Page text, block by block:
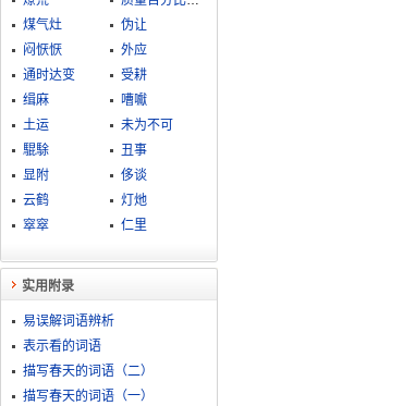
煤气灶
伪让
闷恹恹
外应
通时达变
受耕
缉麻
嘈囐
土运
未为不可
騉駼
丑事
显附
侈谈
云鹤
灯灺
窣窣
仁里
实用附录
易误解词语辨析
表示看的词语
描写春天的词语（二）
描写春天的词语（一）